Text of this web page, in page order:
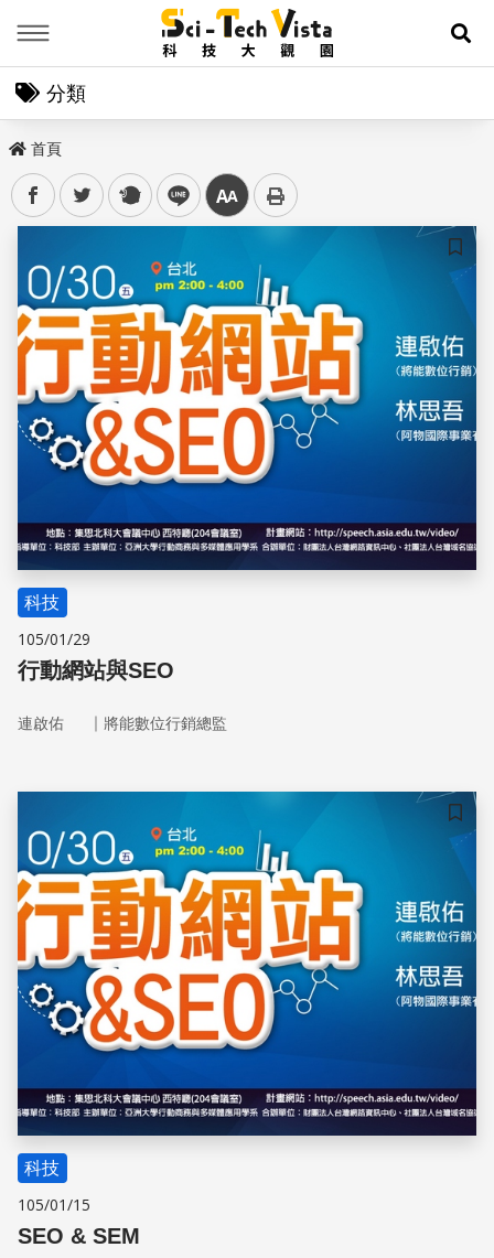
展
分類
首頁
facebooktwitter plurk line 中
儲存
科技
105/01/29
行動網站與SEO
連啟佑 ｜ 將能數位行銷總監
儲存
科技
105/01/15
SEO & SEM